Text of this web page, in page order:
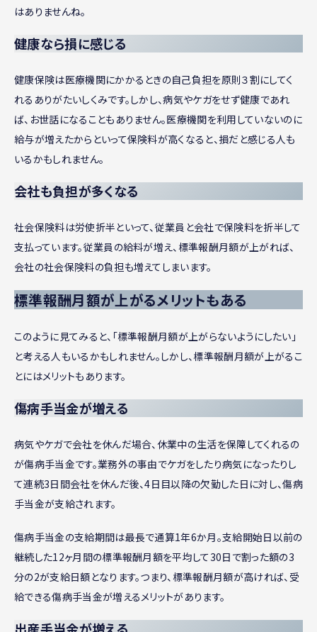
はありませんね。
健康なら損に感じる
健康保険は医療機関にかかるときの自己負担を原則３割にしてく
れるありがたいしくみです。しかし、病気やケガをせず健康であれ
ば、お世話になることもありません。医療機関を利用していないのに
給与が増えたからといって保険料が高くなると、損だと感じる人も
いるかもしれません。
会社も負担が多くなる
社会保険料は労使折半といって、従業員と会社で保険料を折半して
支払っています。従業員の給料が増え、標準報酬月額が上がれば、
会社の社会保険料の負担も増えてしまいます。
標準報酬月額が上がるメリットもある
このように見てみると、「標準報酬月額が上がらないようにしたい」
と考える人もいるかもしれません。しかし、標準報酬月額が上がるこ
とにはメリットもあります。
傷病手当金が増える
病気やケガで会社を休んだ場合、休業中の生活を保障してくれるの
が傷病手当金です。業務外の事由でケガをしたり病気になったりし
て連続3日間会社を休んだ後、4日目以降の欠勤した日に対し、傷病
手当金が支給されます。
傷病手当金の支給期間は最長で通算1年6か月。支給開始日以前の
継続した12ヶ月間の標準報酬月額を平均して30日で割った額の3
分の2が支給日額となります。つまり、標準報酬月額が高ければ、受
給できる傷病手当金が増えるメリットがあります。